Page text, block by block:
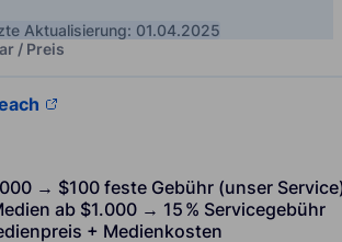
Aktualisierung: 01.04.2025
/ Preis
→ $100 feste Gebühr (unser
ab $1.000 → 15 % Servicegebühr
+ Medienkosten